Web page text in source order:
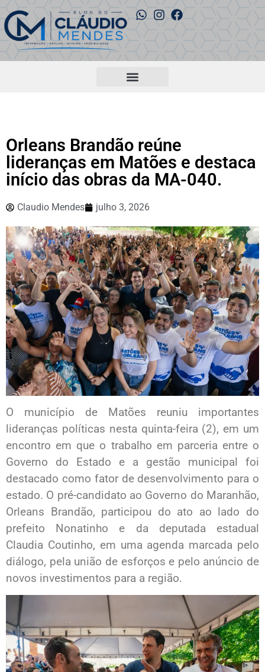
Orleans Brandão reúne
lideranças em Matões e destaca
início das obras da MA-040.
Claudio Mendes julho 3, 2026
O município de Matões reuniu importantes
lideranças políticas nesta quinta-feira (2), em um
encontro em que o trabalho em parceria entre o
Governo do Estado e a gestão municipal foi
destacado como fator de desenvolvimento para o
estado. O pré-candidato ao Governo do Maranhão,
Orleans Brandão, participou do ato ao lado do
prefeito Nonatinho e da deputada estadual
Claudia Coutinho, em uma agenda marcada pelo
diálogo, pela união de esforços e pelo anúncio de
novos investimentos para a região.